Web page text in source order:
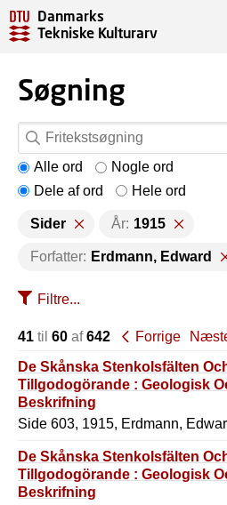
Danmarks
Tekniske Kulturarv
Søgning
Alle ord
Nogle ord
Dele af ord
Hele ord
Sider År: 1915
Forfatter: Erdmann, Edward
Filtre...
41 til 60 af642 Forrige
De Skånska Stenkolsfälten
Tillgodogörande : Geologisk
Beskrifning
Side 603, 1915, Erdmann,
De Skånska Stenkolsfälten
Tillgodogörande : Geologisk
Beskrifning